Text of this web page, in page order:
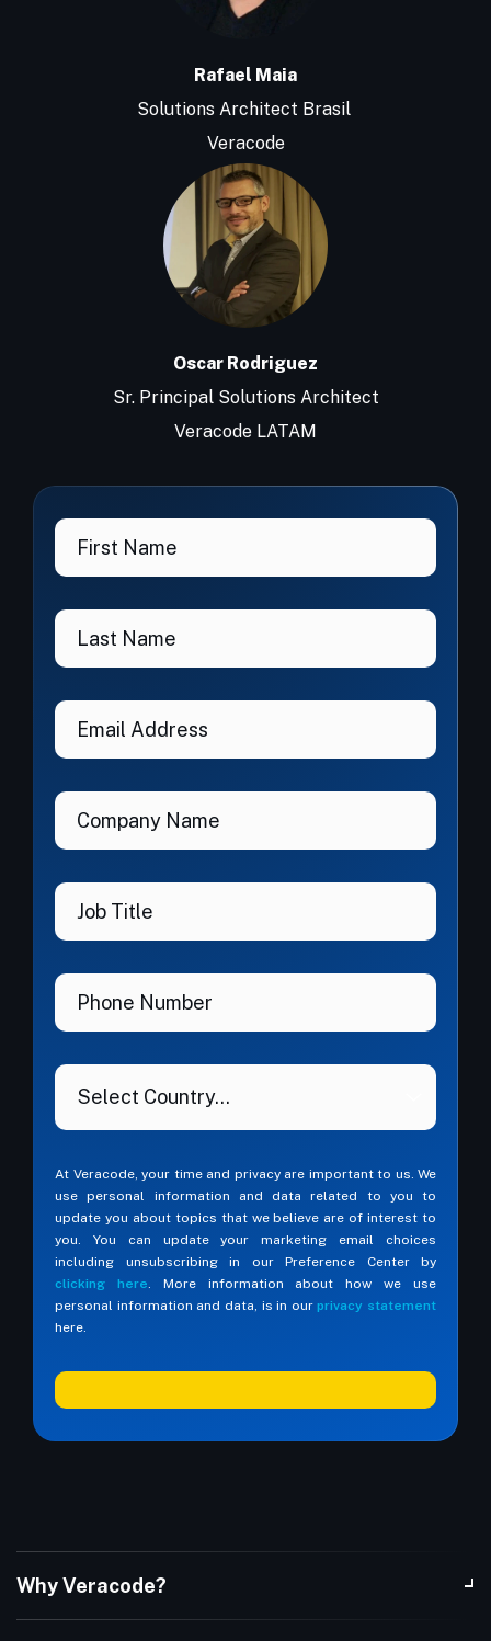
Rafael Maia
Solutions Architect Brasil
Veracode
Oscar Rodriguez
Sr. Principal Solutions Architect
Veracode LATAM
At Veracode, your time and privacy are important to us. We
use personal information and data related to you to
update you about topics that we believe are of interest to
you. You can update your marketing email choices
including unsubscribing in our Preference Center by
clicking here. More information about how we use
personal information and data, is in ourprivacy statement
here.
Why Veracode?